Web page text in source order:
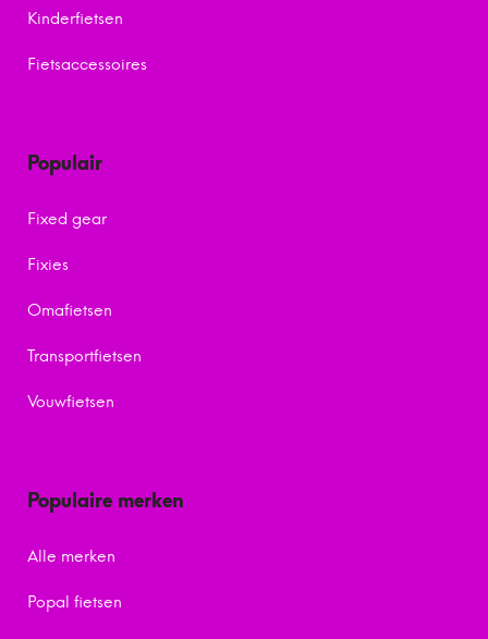
Kinderfietsen
Fietsaccessoires
Populair
Fixed gear
Fixies
Omafietsen
Transportfietsen
Vouwfietsen
Populaire merken
Alle merken
Popal fietsen